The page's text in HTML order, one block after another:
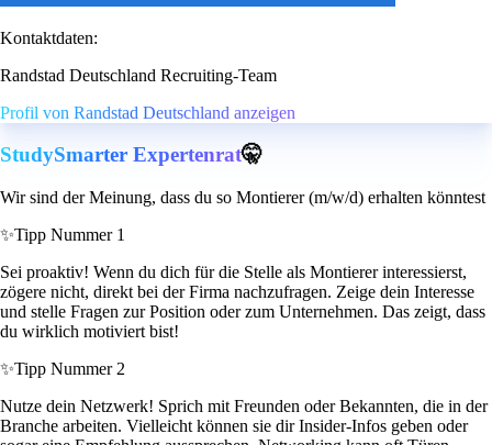
Kontaktdaten:
Randstad Deutschland Recruiting-Team
Profil von Randstad Deutschland anzeigen
StudySmarter Expertenrat🤫
Wir sind der Meinung, dass du so Montierer (m/w/d) erhalten könntest
✨Tipp Nummer 1
Sei proaktiv! Wenn du dich für die Stelle als Montierer interessierst,
zögere nicht, direkt bei der Firma nachzufragen. Zeige dein Interesse
und stelle Fragen zur Position oder zum Unternehmen. Das zeigt, dass
du wirklich motiviert bist!
✨Tipp Nummer 2
Nutze dein Netzwerk! Sprich mit Freunden oder Bekannten, die in der
Branche arbeiten. Vielleicht können sie dir Insider-Infos geben oder